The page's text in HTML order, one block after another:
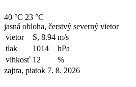
40 °C 23 °C
jasná obloha, čerstvý severný vietor
vietor
S, 8.94 m/s
tlak
1014
hPa
vlhkosť 12
%
zajtra, piatok 7. 8. 2026